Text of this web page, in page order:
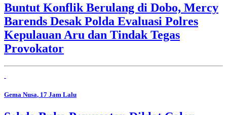
Buntut Konflik Berulang di Dobo, Mercy
Barends Desak Polda Evaluasi Polres
Kepulauan Aru dan Tindak Tegas
Provokator
Gema Nusa, 17 Jam Lalu